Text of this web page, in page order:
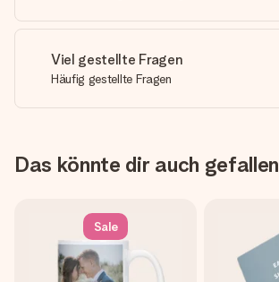
Viel gestellte Fragen
Häufig gestellte Fragen
Das könnte dir auch gefallen
Sale